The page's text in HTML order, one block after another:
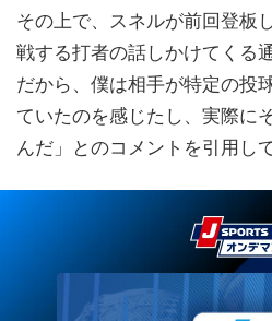
その上で、スネルが前回登板
戦する打者の話しかけてくる
だから、僕は相手が特定の投
ていたのを感じたし、実際に
んだ」とのコメントを引用し